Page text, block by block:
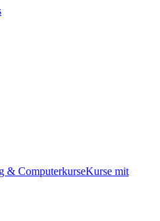
& ComputerkurseKurse mit